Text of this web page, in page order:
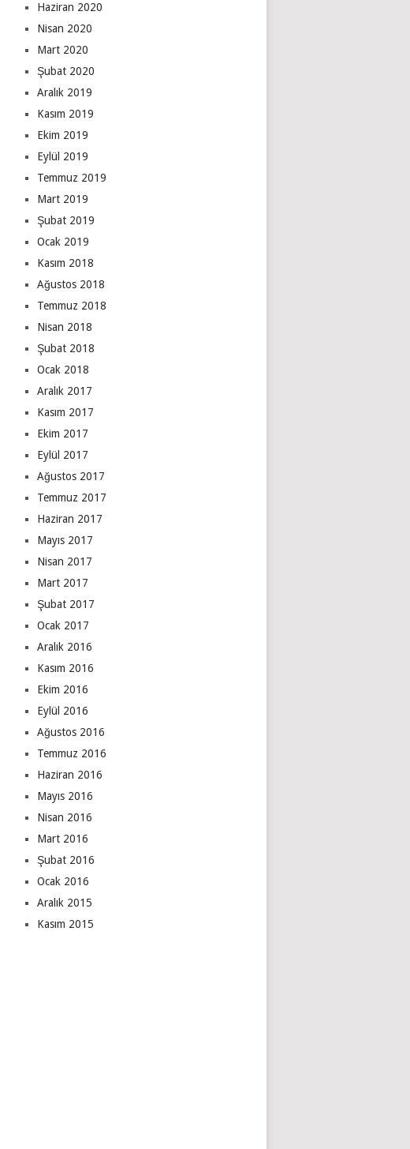
Haziran 2020
Nisan 2020
Mart 2020
Şubat 2020
Aralık 2019
Kasım 2019
Ekim 2019
Eylül 2019
Temmuz 2019
Mart 2019
Şubat 2019
Ocak 2019
Kasım 2018
Ağustos 2018
Temmuz 2018
Nisan 2018
Şubat 2018
Ocak 2018
Aralık 2017
Kasım 2017
Ekim 2017
Eylül 2017
Ağustos 2017
Temmuz 2017
Haziran 2017
Mayıs 2017
Nisan 2017
Mart 2017
Şubat 2017
Ocak 2017
Aralık 2016
Kasım 2016
Ekim 2016
Eylül 2016
Ağustos 2016
Temmuz 2016
Haziran 2016
Mayıs 2016
Nisan 2016
Mart 2016
Şubat 2016
Ocak 2016
Aralık 2015
Kasım 2015